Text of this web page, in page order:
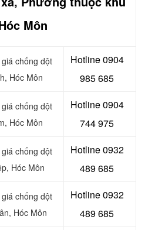
Môn
chống dột
Hóc Môn
Hotline 0904
985 685
chống dột
Hóc Môn
Hotline 0904
744 975
chống dột
, Hóc Môn
Hotline 0932
489 685
chống dột
, Hóc Môn
Hotline 0932
489 685